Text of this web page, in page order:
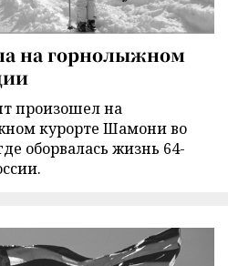
на горнолыжном
произошел на
курорте Шамони во
оборвалась жизнь 64-